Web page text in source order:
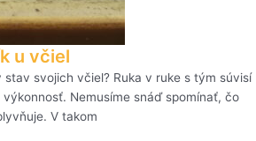
u včiel
svojich včiel? Ruka v ruke s tým súvisí
Nemusíme snáď spomínať, čo
V takom